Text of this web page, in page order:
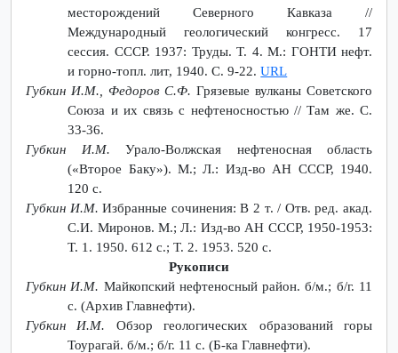
месторождений Северного Кавказа //
Международный геологический конгресс. 17
сессия. СССР. 1937: Труды. Т. 4. М.: ГОНТИ нефт.
и горно-топл. лит, 1940. С. 9-22.URL
Губкин И.М., Федоров С.Ф.Грязевые вулканы Советского
Союза и их связь с нефтеносностью // Там же. С.
33-36.
Губкин И.М. Урало-Волжская нефтеносная область
(«Второе Баку»). М.; Л.: Изд-во АН СССР, 1940.
120 с.
Губкин И.М. Избранные сочинения: В 2 т. / Отв. ред. акад.
С.И. Миронов. М.; Л.: Изд-во АН СССР, 1950-1953:
Т. 1. 1950. 612 с.; Т. 2. 1953. 520 с.
Рукописи
Губкин И.М. Майкопский нефтеносный район. б/м.; б/г. 11
с. (Архив Главнефти).
Губкин И.М. Обзор геологических образований горы
Тоурагай. б/м.; б/г. 11 с. (Б-ка Главнефти).